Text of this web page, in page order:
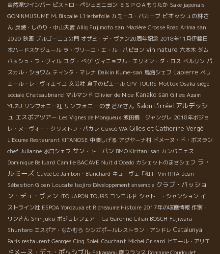
自然派ワインバー ビストロ・ペシェミニヨン ＥＳＰＯＡもりたか Sake japonais
GONINMUSUME M. Bispalie L'Herbefolle カミーユ・バカーブ ピオッシュの林さ
ん 炭焼・しのり・中山夫妻 Alliq Fujimoto san Mazière Crosse Road Arima san
2020 映画 ブルゴーニュの門 オザミ・デ・ヴァン20周年記念 2018年11月伊藤日
本ハードスケジュール ラ・ヴリーユ・エ・ル・パピヨン vin nature 六本木 ダム
バッシュ・ラ・ヴィル ユグ・べゲ ヴィニョブル・エリオン・ダ・ロス ベルリン パ
スカル・ショワム ティンタ・マレナ Daikin Kume-san 鳥海シェフ Lapierre ペリ
エール・レ・ヴィエイユ 文芸社 息子のピエール CPV TOURS Mottox Osaka siège
sociale Chateaubriand マルマンド Olivier de Nice Kanako san Gilles Azam
YUZU サンフォニー社 サンフォニーのまどかさん Salon L'irréel アルデッシ
ュ エスポアツアー Les Vignes de Mongueux 飯田橋 ジャングレ 2018年ボジョ
レ・ヌーヴォー・クリストフ・パカレ Cuveé WA Gilles et Catherine Vergé
L'Ecume Restaurant KITANOSE 中湊しげる アグヤーナ村 ドメーヌ・ド・ボスラン
chef Julianne 水口シェフ サン・トーバン BMO Kiritani san カンパニェス
Dominique Belluard Camille BACAVE Nuit d'Ooedo カシェットのまさシェフ ラ・
ルミーズ Cuvée Le Jambon・Blanchard キューヴェ「和」 Vin RITA Jean
Sébastion Gioan Loucate Isojiro Développement ensemble クラブ・パッショ
ン・デュ・ヴァン ITO JAPON TOURS コンコルド シャトー・シャンション イー
ストライン社 ESPOA Yorozuya et Richeaume Histoire 2017年の収穫情報 作家・
リンさん Shinjuku ボジョレフェアー La Garonne Lilian BOSCH Fujiwara
Shuntaro エスポア・なかむら シンガポールレストラン・アンドレ Catalunya
Paris restaurent Georges Cinq Soleil Couchant Michel Grisard ピエール・アリエ
ドメーヌ・デュ・ポッシブル